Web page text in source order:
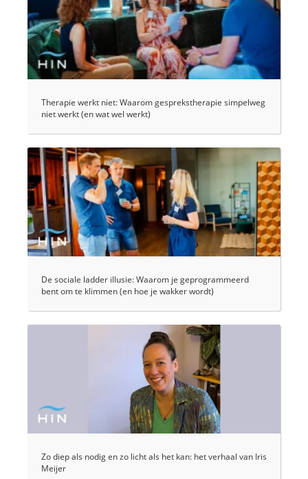
Therapie werkt niet: Waarom gesprekstherapie simpelweg
niet werkt (en wat wel werkt)
De sociale ladder illusie: Waarom je geprogrammeerd
bent om te klimmen (en hoe je wakker wordt)
Zo diep als nodig en zo licht als het kan: het verhaal van Iris
Meijer